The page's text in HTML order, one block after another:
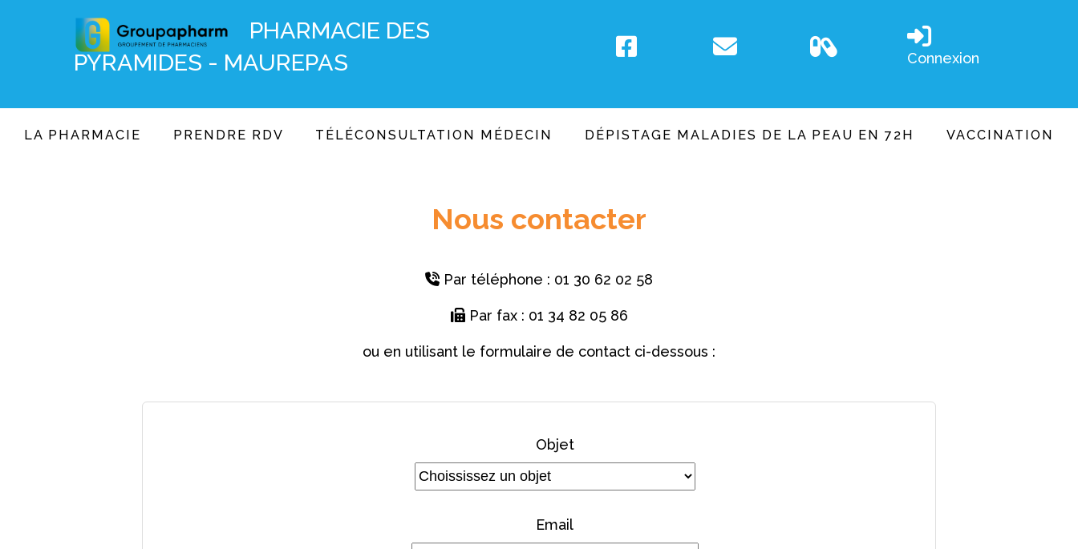
PHARMACIE DES
PYRAMIDES - MAUREPAS
Connexion
LA PHARMACIE PRENDRE RDV TÉLÉCONSULTATION MÉDECIN DÉPISTAGE MALADIES DE LA PEAU EN 72H VACCINATION
Nous contacter
Par téléphone : 01 30 62 02 58
Par fax : 01 34 82 05 86
ou en utilisant le formulaire de contact ci-dessous :
Objet
Email